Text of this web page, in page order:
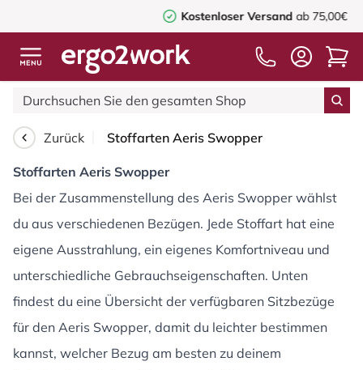
Kostenloser Versandab 75,00€
Zurück Stoffarten Aeris Swopper
Stoffarten Aeris Swopper
Bei der Zusammenstellung des Aeris Swopper wählst
du aus verschiedenen Bezügen. Jede Stoffart hat eine
eigene Ausstrahlung, ein eigenes Komfortniveau und
unterschiedliche Gebrauchseigenschaften. Unten
findest du eine Übersicht der verfügbaren Sitzbezüge
für den Aeris Swopper, damit du leichter bestimmen
kannst, welcher Bezug am besten zu deinem